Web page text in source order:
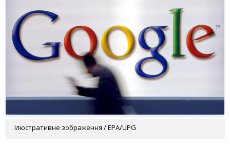
Ілюстративне зображення / EPA/UPG